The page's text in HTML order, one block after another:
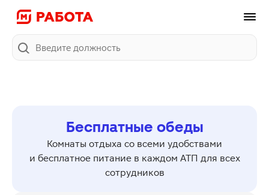
Бесплатные обеды
Комнаты отдыха со всеми удобствами
и бесплатное питание в каждом АТП для всех
сотрудников